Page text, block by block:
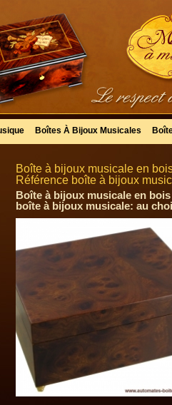
Boîtes À Bijoux Musicales
Boîte à bijoux musicale en
Référence boîte à bijoux
Boîte à bijoux musicale en
boîte à bijoux musicale: au